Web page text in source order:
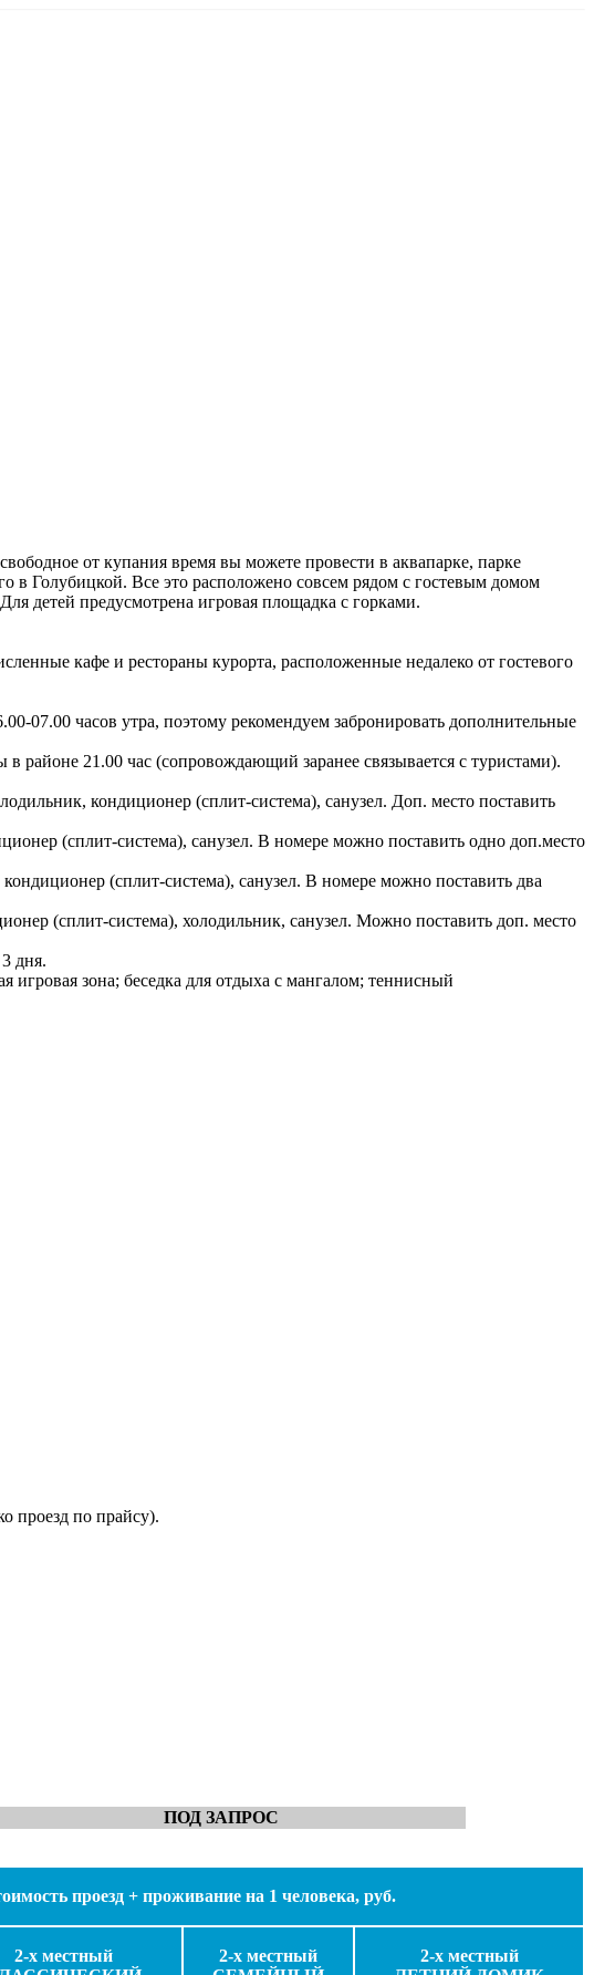
от купания время вы можете провести в аквапарке, парке
в Голубицкой. Все это расположено совсем рядом с гостевым домом
детей предусмотрена игровая площадка с горками.
кафе и рестораны курорта, расположенные недалеко от гостевого
07.00 часов утра, поэтому рекомендуем забронировать дополнительные
районе 21.00 час (сопровождающий заранее связывается с туристами).
кондиционер (сплит-система), санузел. Доп. место поставить
(сплит-система), санузел. В номере можно поставить одно доп.место
(сплит-система), санузел. В номере можно поставить два
(сплит-система), холодильник, санузел. Можно поставить доп. место
дня.
игровая зона; беседка для отдыха с мангалом; теннисный
проезд по прайсу).
ПОД ЗАПРОС
проезд + проживание на 1 человека, руб.
2-х местный
2-х местный
2-х местный